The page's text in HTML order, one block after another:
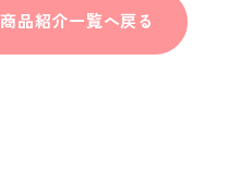
商品紹介一覧へ戻る